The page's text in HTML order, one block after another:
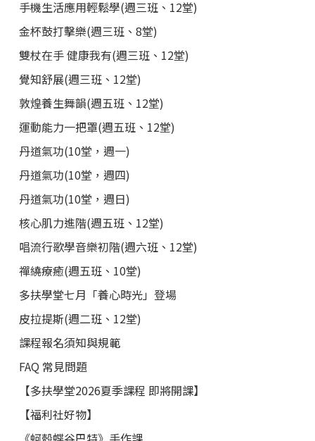
手機生活應用輕鬆學(週三班、12堂)
金杯鼓打擊樂(週三班、8堂)
雙杖在手 健康我有(週三班、12堂)
覺知舒展(週三班、12堂)
敦煌養生舞韻(週五班、12堂)
運動能力一把罩(週五班、12堂)
丹道氣功(10堂，週一)
丹道氣功(10堂，週四)
丹道氣功(10堂，週日)
核心肌力進階(週五班、12堂)
唱流行歌學音樂初階(週六班、12堂)
禪繞療癒(週五班、10堂)
多扶學堂七月「養心時光」登場
皮拉提斯(週二班、12堂)
課程報名須知與規範
FAQ 常見問題
【多扶學堂2026夏季課程 即將開課】
【福利社好物】